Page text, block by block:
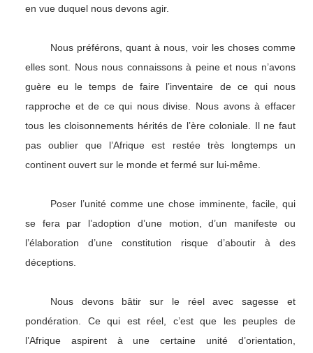
en vue duquel nous devons agir.
Nous préférons, quant à nous, voir les choses comme
elles sont. Nous nous connaissons à peine et nous n’avons
guère eu le temps de faire l’inventaire de ce qui nous
rapproche et de ce qui nous divise. Nous avons à effacer
tous les cloisonnements hérités de l’ère coloniale. Il ne faut
pas oublier que l’Afrique est restée très longtemps un
continent ouvert sur le monde et fermé sur lui-même.
Poser l’unité comme une chose imminente, facile, qui
se fera par l’adoption d’une motion, d’un manifeste ou
l’élaboration d’une constitution risque d’aboutir à des
déceptions.
Nous devons bâtir sur le réel avec sagesse et
pondération. Ce qui est réel, c’est que les peuples de
l’Afrique aspirent à une certaine unité d’orientation,